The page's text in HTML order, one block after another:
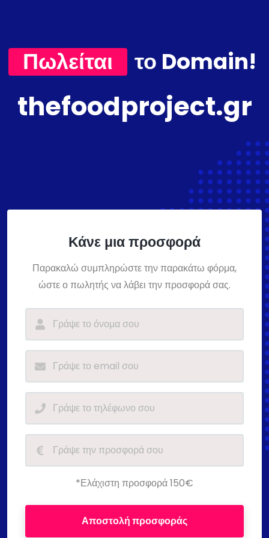
Πωλείται το Domain!
thefoodproject.gr
Κάνε μια προσφορά
Παρακαλώ συμπληρώστε την παρακάτω φόρμα,
ώστε ο πωλητής να λάβει την προσφορά σας.
*Ελάχιστη προσφορά 150€
Αποστολή προσφοράς